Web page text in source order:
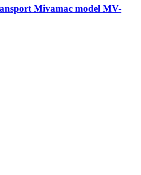
Mivamac model MV-